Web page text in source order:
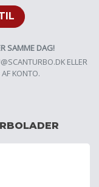
SAMME DAG!
ELLER
KONTO.